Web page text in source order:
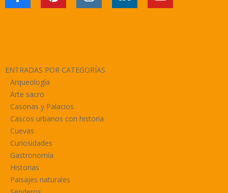
ENTRADAS POR CATEGORÍAS
Arqueología
Arte sacro
Casonas y Palacios
Cascos urbanos con historia
Cuevas
Curiosidades
Gastronomía
Historias
Paisajes naturales